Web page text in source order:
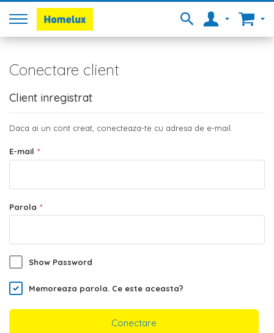
Conectare client
Client inregistrat
Daca ai un cont creat, conecteaza-te cu adresa de e-mail.
E-mail
Parola
Show Password
Memoreaza parola. Ce este aceasta?
Conectare